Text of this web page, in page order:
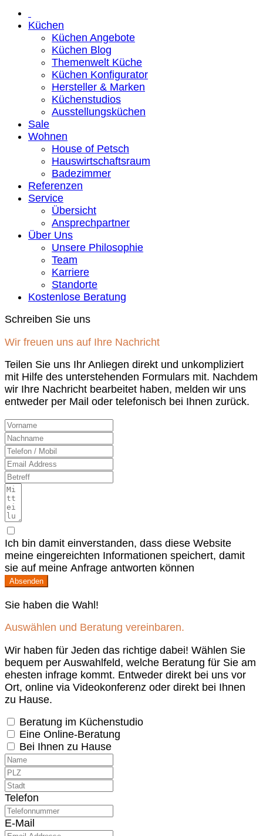
Küchen
Küchen Angebote
Küchen Blog
Themenwelt Küche
Küchen Konfigurator
Hersteller & Marken
Küchenstudios
Ausstellungsküchen
Sale
Wohnen
House of Petsch
Hauswirtschaftsraum
Badezimmer
Referenzen
Service
Übersicht
Ansprechpartner
Über Uns
Unsere Philosophie
Team
Karriere
Standorte
Kostenlose Beratung
Schreiben Sie uns
Wir freuen uns auf Ihre Nachricht
Teilen Sie uns Ihr Anliegen direkt und unkompliziert
mit Hilfe des unterstehenden Formulars mit. Nachdem
wir Ihre Nachricht bearbeitet haben, melden wir uns
entweder per Mail oder telefonisch bei Ihnen zurück.
Ich bin damit einverstanden, dass diese Website
meine eingereichten Informationen speichert, damit
sie auf meine Anfrage antworten können
Absenden
Sie haben die Wahl!
Auswählen und Beratung vereinbaren.
Wir haben für Jeden das richtige dabei! Wählen Sie
bequem per Auswahlfeld, welche Beratung für Sie am
ehesten infrage kommt. Entweder direkt bei uns vor
Ort, online via Videokonferenz oder direkt bei Ihnen
zu Hause.
Beratung im Küchenstudio
Eine Online-Beratung
Bei Ihnen zu Hause
Telefon
E-Mail